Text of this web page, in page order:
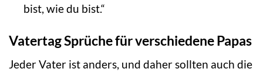
bist, wie du bist.“
Vatertag Sprüche für verschiedene Papas
Jeder Vater ist anders, und daher sollten auch die